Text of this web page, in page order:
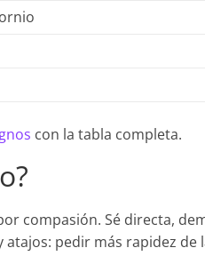
con la tabla completa.
compasión. Sé directa,
pedir más rapidez de